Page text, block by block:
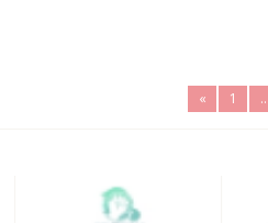
« 1 ..